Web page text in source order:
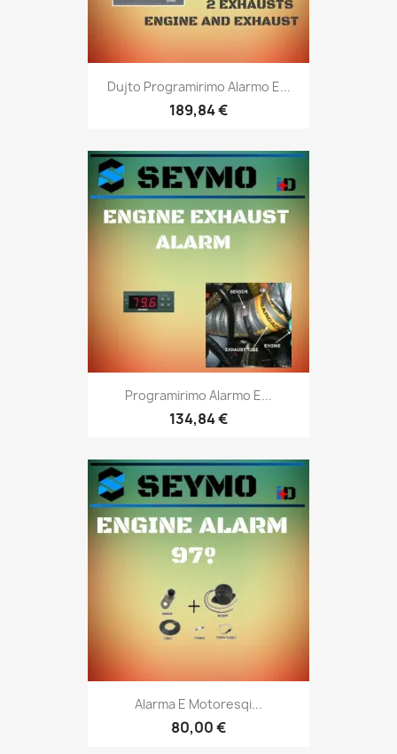
Dujto Programirimo Alarmo E...
189,84 €
Programirimo Alarmo E...
134,84 €
Alarma E Motoresqi...
80,00 €